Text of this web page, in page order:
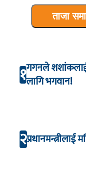
ताजा
१गगनले शशांकलाई
लागि भगवान!
२